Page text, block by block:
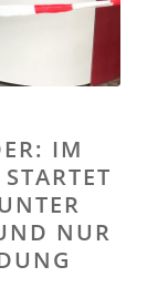
IM
NUR